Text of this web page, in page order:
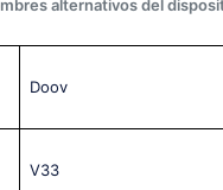
alternativos del
Doov
V33